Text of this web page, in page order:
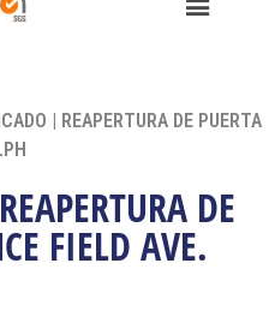
| REAPERTURA DE PUERTA
DE
FIELD AVE.